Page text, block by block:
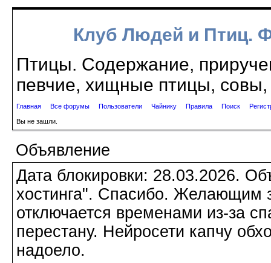
Клуб Людей и Птиц.
Птицы. Содержание,
певчие, хищные птицы, совы,
Главная Все форумы Пользователи Чайнику Правила Поиск
Вы не зашли.
Объявление
Дата блокировки: 28.03.2026.
хостинга". Спасибо. Желающим
отключается временами из-за
перестану. Нейросети капчу
надоело.